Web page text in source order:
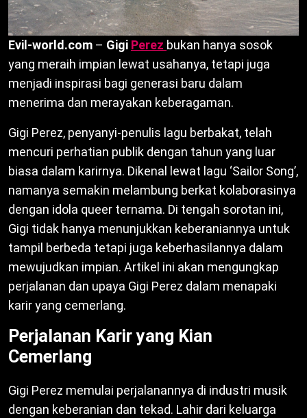
Evil-world.com – Gigi Perez bukan hanya sosok
yang meraih impian lewat usahanya, tetapi juga
menjadi inspirasi bagi generasi baru dalam
menerima dan merayakan keberagaman.
Gigi Perez, penyanyi-penulis lagu berbakat, telah
mencuri perhatian publik dengan tahun yang luar
biasa dalam karirnya. Dikenal lewat lagu ‘Sailor Song’,
namanya semakin melambung berkat kolaborasinya
dengan idola queer ternama. Di tengah sorotan ini,
Gigi tidak hanya menunjukkan keberaniannya untuk
tampil berbeda tetapi juga keberhasilannya dalam
mewujudkan impian. Artikel ini akan mengungkap
perjalanan dan upaya Gigi Perez dalam menapaki
karir yang cemerlang.
Perjalanan Karir yang Kian
Cemerlang
Gigi Perez memulai perjalanannya di industri musik
dengan keberanian dan tekad. Lahir dari keluarga